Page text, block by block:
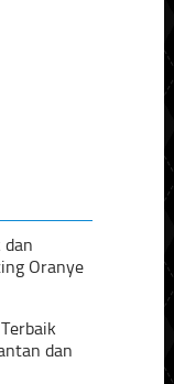
dan
Oranye
dan